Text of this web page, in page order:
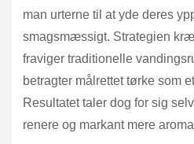
man urterne til at yde deres
smagsmæssigt. Strategien
fraviger traditionelle
betragter målrettet tørke som
Resultatet taler dog for sig
renere og markant mere